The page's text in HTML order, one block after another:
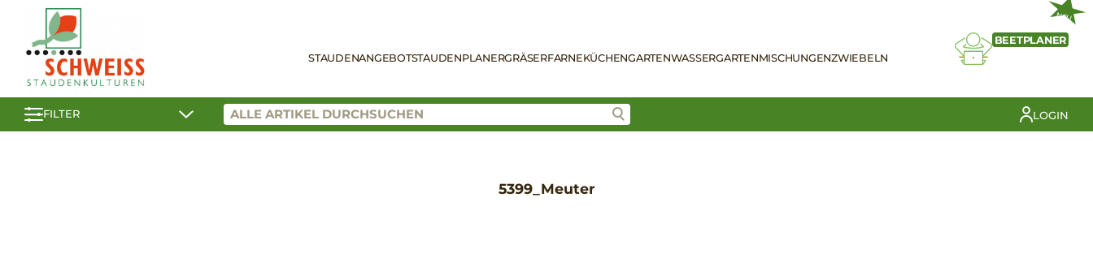
STAUDENANGEBOTSTAUDENPLANERGRÄSERFARNEKÜCHENGARTENWASSERGARTENMISCHUNGENZWIEBELN
NEU
BEETPLANER
FILTER LOGIN
5399_Meuter